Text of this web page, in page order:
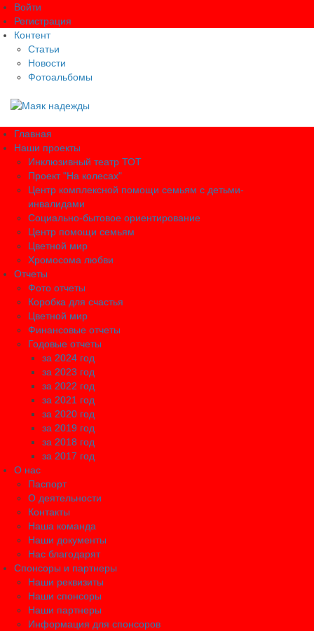
Войти
Регистрация
Контент
Статьи
Новости
Фотоальбомы
Главная
Наши проекты
Инклюзивный театр ТОТ
Проект "На колесах"
Центр комплексной помощи семьям с детьми-
инвалидами
Социально-бытовое ориентирование
Центр помощи семьям
Цветной мир
Хромосома любви
Отчеты
Фото отчеты
Коробка для счастья
Цветной мир
Финансовые отчеты
Годовые отчеты
за 2024 год
за 2023 год
за 2022 год
за 2021 год
за 2020 год
за 2019 год
за 2018 год
за 2017 год
О нас
Паспорт
О деятельности
Контакты
Наша команда
Наши документы
Нас благодарят
Спонсоры и партнеры
Наши реквизиты
Наши спонсоры
Наши партнеры
Информация для спонсоров